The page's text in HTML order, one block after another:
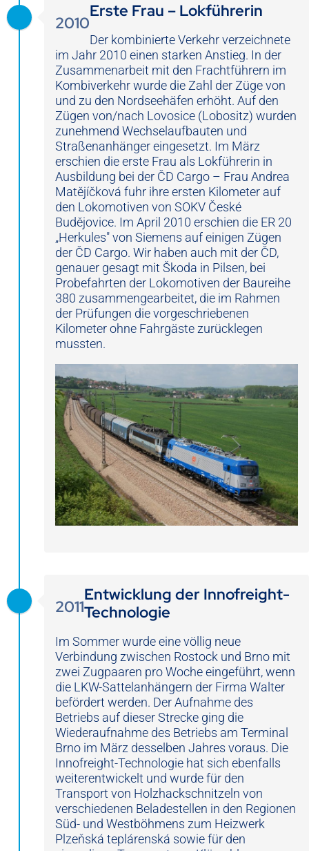
2010
Erste Frau – Lokführerin
Der kombinierte Verkehr verzeichnete
im Jahr 2010 einen starken Anstieg. In der
Zusammenarbeit mit den Frachtführern im
Kombiverkehr wurde die Zahl der Züge von
und zu den Nordseehäfen erhöht. Auf den
Zügen von/nach Lovosice (Lobositz) wurden
zunehmend Wechselaufbauten und
Straßenanhänger eingesetzt. Im März
erschien die erste Frau als Lokführerin in
Ausbildung bei der ČD Cargo – Frau Andrea
Matějíčková fuhr ihre ersten Kilometer auf
den Lokomotiven von SOKV České
Budějovice. Im April 2010 erschien die ER 20
„Herkules" von Siemens auf einigen Zügen
der ČD Cargo. Wir haben auch mit der ČD,
genauer gesagt mit Škoda in Pilsen, bei
Probefahrten der Lokomotiven der Baureihe
380 zusammengearbeitet, die im Rahmen
der Prüfungen die vorgeschriebenen
Kilometer ohne Fahrgäste zurücklegen
mussten.
2011
Entwicklung der Innofreight-
Technologie
Im Sommer wurde eine völlig neue
Verbindung zwischen Rostock und Brno mit
zwei Zugpaaren pro Woche eingeführt, wenn
die LKW-Sattelanhängern der Firma Walter
befördert werden. Der Aufnahme des
Betriebs auf dieser Strecke ging die
Wiederaufnahme des Betriebs am Terminal
Brno im März desselben Jahres voraus. Die
Innofreight-Technologie hat sich ebenfalls
weiterentwickelt und wurde für den
Transport von Holzhackschnitzeln von
verschiedenen Beladestellen in den Regionen
Süd- und Westböhmens zum Heizwerk
Plzeňská teplárenská sowie für den